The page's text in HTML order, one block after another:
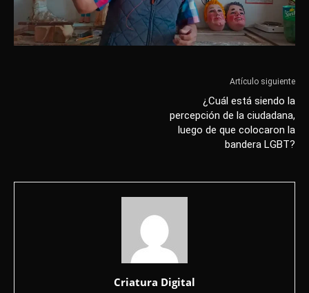
Artículo siguiente
¿Cuál está siendo la
percepción de la ciudadana,
luego de que colocaron la
bandera LGBT?
Criatura Digital